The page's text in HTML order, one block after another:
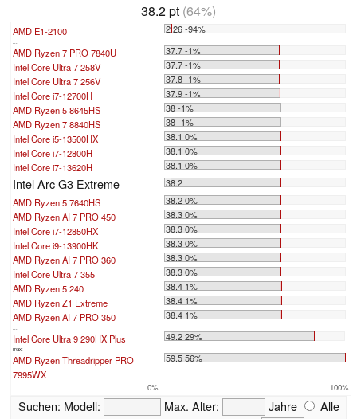
38.2 pt (64%)
AMD E1-2100 2.26 -94%
AMD Ryzen 7 PRO 7840U
37.7 -1%
Intel Core Ultra 7 258V
37.7 -1%
Intel Core Ultra 7 256V
37.8 -1%
Intel Core i7-12700H
37.9 -1%
AMD Ryzen 5 8645HS
38 -1%
AMD Ryzen 7 8840HS
38 -1%
Intel Core i5-13500HX
38.1 0%
Intel Core i7-12800H
38.1 0%
Intel Core i7-13620H
38.1 0%
Intel Arc G3 Extreme
38.2
AMD Ryzen 5 7640HS
38.2 0%
AMD Ryzen AI 7 PRO 450
38.3 0%
Intel Core i7-12850HX
38.3 0%
Intel Core i9-13900HK
38.3 0%
AMD Ryzen AI 7 PRO 360
38.3 0%
Intel Core Ultra 7 355
38.3 0%
AMD Ryzen 5 240
38.4 1%
AMD Ryzen Z1 Extreme
38.4 1%
AMD Ryzen AI 7 PRO 350
38.4 1%
Intel Core Ultra 9 290HX Plus 49.2 29%
max:
AMD Ryzen Threadripper PRO
7995WX
59.5 56%
0% 100%
Suchen: Modell: Max. Alter: Jahre
Alle